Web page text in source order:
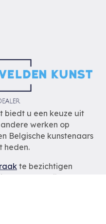
biedt u een keuze uit
werken op
Belgische kunstenaars
heden.
te bezichtigen
kunnen zijn.